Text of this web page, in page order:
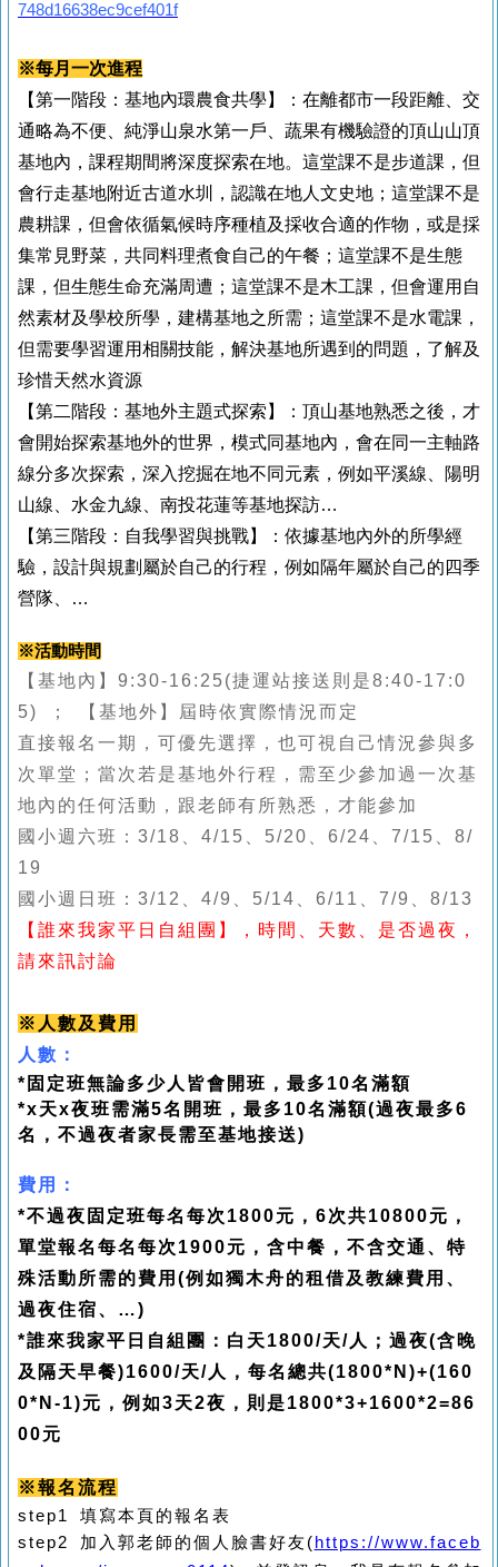
748d16638ec9cef401f
※每月一次進程
【第一階段：基地內環農食共學】：在離都市一段距離、交
通略為不便、純淨山泉水第一戶、蔬果有機驗證的頂山山頂
基地內，課程期間將深度探索在地。這堂課不是步道課，但
會行走基地附近古道水圳，認識在地人文史地；這堂課不是
農耕課，但會依循氣候時序種植及採收合適的作物，或是採
集常見野菜，共同料理煮食自己的午餐；這堂課不是生態
課，但生態生命充滿周遭；這堂課不是木工課，但會運用自
然素材及學校所學，建構基地之所需；這堂課不是水電課，
但需要學習運用相關技能，解決基地所遇到的問題，了解及
珍惜天然水資源
【第二階段：基地外主題式探索】：頂山基地熟悉之後，才
會開始探索基地外的世界，模式同基地內，會在同一主軸路
線分多次探索，深入挖掘在地不同元素，例如平溪線、陽明
山線、水金九線、南投花蓮等基地探訪…
【第三階段：自我學習與挑戰】：依據基地內外的所學經
驗，設計與規劃屬於自己的行程，例如隔年屬於自己的四季
營隊、…
※活動時間
【基地內】9:30-16:25(捷運站接送則是8:40-17:0
5) ； 【基地外】屆時依實際情況而定
直接報名一期，可優先選擇，也可視自己情況參與多
次單堂；當次若是基地外行程，需至少參加過一次基
地內的任何活動，跟老師有所熟悉，才能參加
國小週六班：3/18、4/15、5/20、6/24、7/15、8/
19
國小週日班：3/12、4/9、5/14、6/11、7/9、8/13
【誰來我家平日自組團】，時間、天數、是否過夜，
請來訊討論
※人數及費用
人數：
*固定班無論多少人皆會開班， 最多10名滿額
*x天x夜班需滿5名開班，最多10名滿額(過夜最多6
名，不過夜者家長需至基地接送)
費用：
*不過夜固定班每名每次1800元，6次共10800元，
單堂報名每名每次1900元，含中餐，不含交通、特
殊活動所需的費用(例如獨木舟的租借及教練費用、
過夜住宿、…)
*誰來我家平日自組團：白天1800/天/人；過夜(含晚
及隔天早餐)1600/天/人，每名總共(1800*N)+(160
0*N-1)元，例如3天2夜，則是1800*3+1600*2=86
00元
※報名流程
step1 填寫本頁的報名表
step2 加入郭老師的個人臉書好友( https://www.faceb